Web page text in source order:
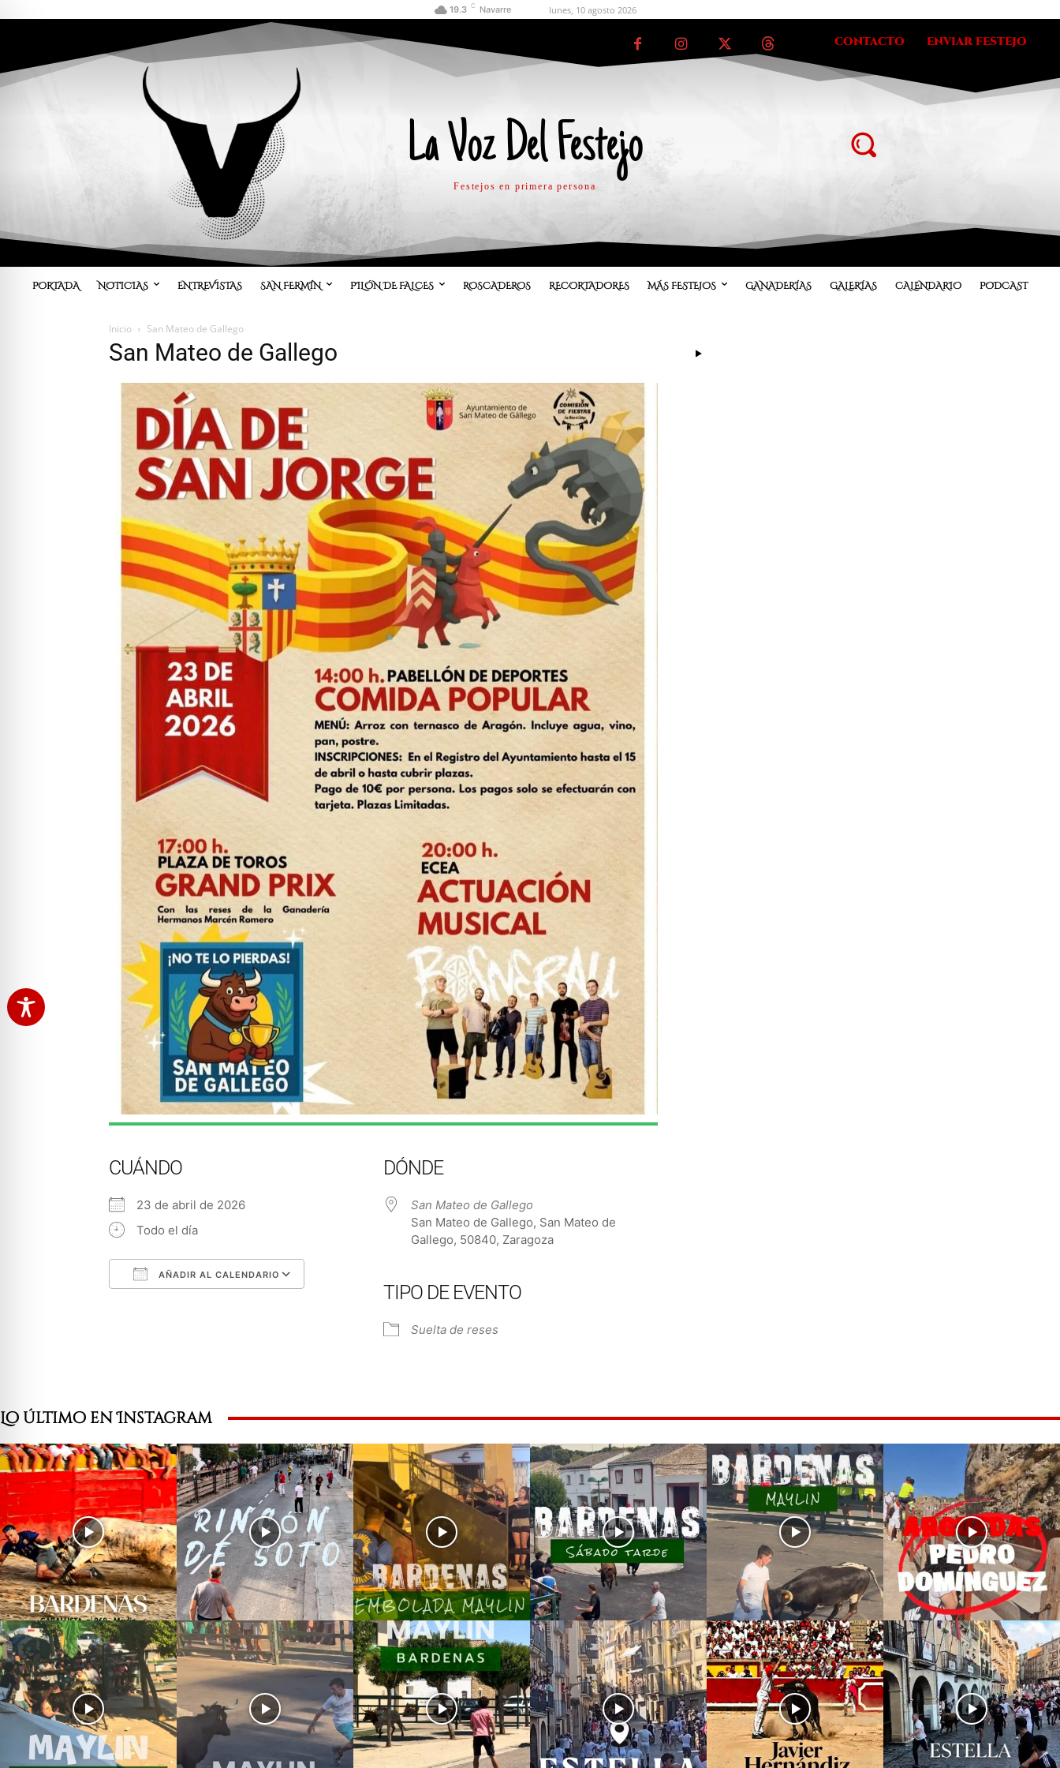
19.3 C Navarre lunes, 10 agosto 2026
La Voz Del Festejo
Festejos en primera persona
CONTACTO ENVIAR FESTEJO
PORTADA NOTICIAS ENTREVISTAS SAN FERMÍN PILÓN DE FALCES ROSCADEROS RECORTADORES MÁS FESTEJOS GANADERÍAS GALERÍAS CALENDARIO PODCAST
Inicio San Mateo de Gallego
San Mateo de Gallego
CUÁNDO
23 de abril de 2026
Todo el día
AÑADIR AL CALENDARIO
DÓNDE
San Mateo de Gallego
San Mateo de Gallego, San Mateo de
Gallego, 50840, Zaragoza
TIPO DE EVENTO
Suelta de reses
Lo último en Instagram